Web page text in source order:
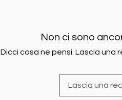
Non ci sono
Dicci cosa ne pensi. Lascia una
Lascia una